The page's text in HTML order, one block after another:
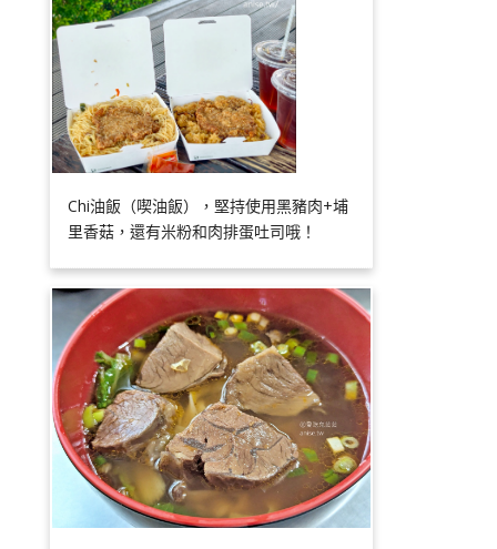
Chi油飯（喫油飯），堅持使用黑豬肉+埔
里香菇，還有米粉和肉排蛋吐司哦！